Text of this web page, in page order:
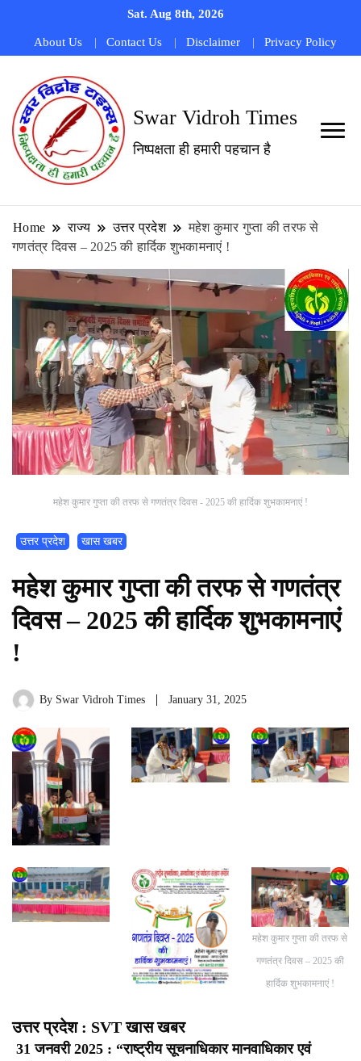
Sat. Aug 8th, 2026
About Us Contact Us Disclaimer Privacy Policy
Swar Vidroh Times
निष्पक्षता ही हमारी पहचान है
Home राज्य उत्तर प्रदेश
महेश कुमार गुप्ता की तरफ से
गणतंत्र दिवस – 2025 की हार्दिक शुभकामनाएं !
महेश कुमार गुप्ता की तरफ से गणतंत्र दिवस - 2025 की हार्दिक शुभकामनाएं !
उत्तर प्रदेश खास खबर
महेश कुमार गुप्ता की तरफ से गणतंत्र
दिवस – 2025 की हार्दिक शुभकामनाएं
!
By Swar Vidroh Times January 31, 2025
महेश कुमार गुप्ता की तरफ से
गणतंत्र दिवस – 2025 की
हार्दिक शुभकामनाएं !
उत्तर प्रदेश : SVT खास खबर
31 जनवरी 2025 : “राष्ट्रीय सूचनाधिकार मानवाधिकार एवं